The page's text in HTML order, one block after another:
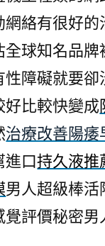
網絡有很好
全球知名品
性障礙就要
好比較快變成
治療改善陽痿
進口持久液推
男人超級棒
覺評價秘密男